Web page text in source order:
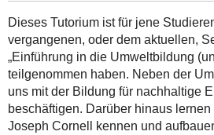
Dieses Tutorium ist für jene
vergangenen, oder dem aktuellen,
„Einführung in die Umweltbildung
teilgenommen haben. Neben der
uns mit der Bildung für nachhaltige
beschäftigen. Darüber hinaus
Joseph Cornell kennen und